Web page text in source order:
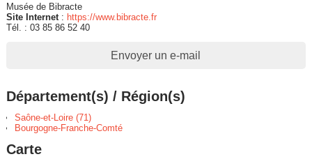
Musée de Bibracte
Site Internet: https://www.bibracte.fr
Tél. : 03 85 86 52 40
Envoyer un e-mail
Département(s) / Région(s)
Saône-et-Loire (71)
Bourgogne-Franche-Comté
Carte